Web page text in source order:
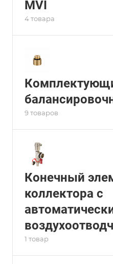
MVI
4 товара
9 товаров
Конечный
коллектора с
1 товар